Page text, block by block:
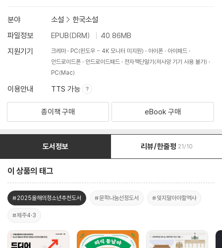
분야 소설 > 한국소설
파일정보
EPUB(DRM)
40.86MB
지원기기
크레마 PC(윈도우 - 4K 모니터 미지원) 아이폰
아이패드
안드로이드폰
안드로이드패드
전자책단말기(저사양 기기 사용 불가)
PC(Mac)
이용안내 TTS 가능
종이책 구매 eBook 구매
도서정보 리뷰/한줄평 21/10
이 상품의 태그
#2025올해의청소년추천도서 #문학나눔선정도서 #잊지말아야할역사
#제주4·3